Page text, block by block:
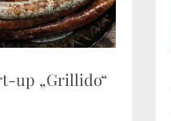
up „Grillido“